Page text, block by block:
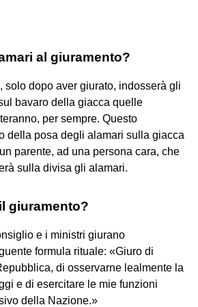
al giuramento?
solo dopo aver giurato, indosserà gli
bavaro della giacca quelle
per sempre. Questo
della posa degli alamari sulla giacca
parente, ad una persona cara, che
sulla divisa gli alamari.
giuramento?
e i ministri giurano
formula rituale: «Giuro di
di osservarne lealmente la
e di esercitare le mie funzioni
della Nazione.»